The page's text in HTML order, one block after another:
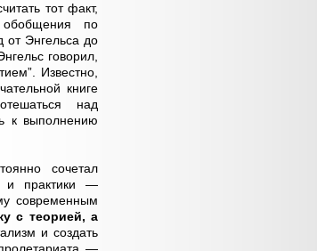
тот факт,
по
от Энгельса до
говорил,
Известно,
книге
над
к выполнению
сочетал
и практики —
современным
с теорией, а
и создать